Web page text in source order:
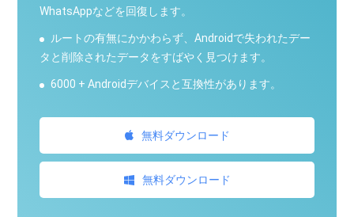
WhatsAppなどを回復します。
ルートの有無にかかわらず、Androidで失われたデー
タと削除されたデータをすばやく見つけます。
6000 + Androidデバイスと互換性があります。
無料ダウンロード
無料ダウンロード